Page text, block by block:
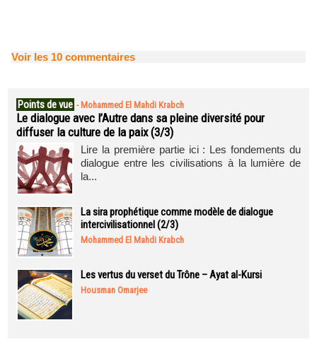
Voir les 10 commentaires
Points de vue - Mohammed El Mahdi Krabch
Le dialogue avec l’Autre dans sa pleine diversité pour
diffuser la culture de la paix (3/3)
Lire la première partie ici : Les fondements du
dialogue entre les civilisations à la lumière de
la...
La sira prophétique comme modèle de dialogue
intercivilisationnel (2/3)
Mohammed El Mahdi Krabch
Les vertus du verset du Trône – Ayat al-Kursi
Housman Omarjee